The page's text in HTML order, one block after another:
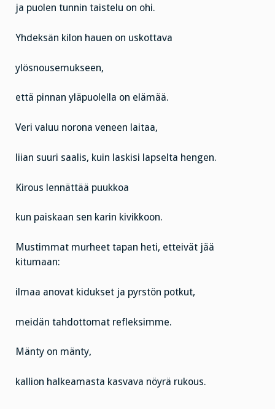
ja puolen tunnin taistelu on ohi.
Yhdeksän kilon hauen on uskottava
ylösnousemukseen,
että pinnan yläpuolella on elämää.
Veri valuu norona veneen laitaa,
liian suuri saalis, kuin laskisi lapselta hengen.
Kirous lennättää puukkoa
kun paiskaan sen karin kivikkoon.
Mustimmat murheet tapan heti, etteivät jää
kitumaan:
ilmaa anovat kidukset ja pyrstön potkut,
meidän tahdottomat refleksimme.
Mänty on mänty,
kallion halkeamasta kasvava nöyrä rukous.